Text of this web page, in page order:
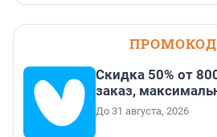
Скидка 50% от
заказ,
До 31 августа, 2026